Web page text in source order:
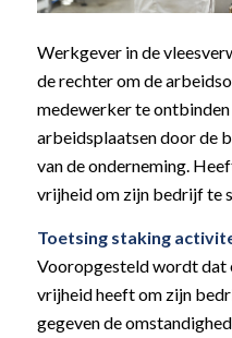
Werkgever in de
de rechter om de
medewerker te
arbeidsplaatsen door de
van de onderneming.
vrijheid om zijn bedrijf te
Toetsing staking
Vooropgesteld wordt dat
vrijheid heeft om zijn
gegeven de